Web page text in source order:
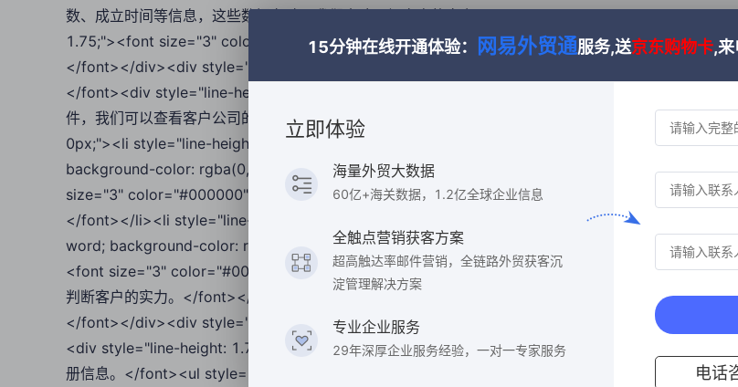
数、成立时间等信息，这些数据有助于我们大致了解客户的实力。</font></li></ul><div style="line-
1.75;"><font size="3" color="#000000">
</font></div><div style="line-height: 1.75;"><font size="3" color="#000000">3. Google地图实景
</font><div style="line-height: 1.75;"><font size="3" color="#000000">利用Google地图和Search
件，我们可以查看客户公司的实景图。</font><ul style="margin-top: 0px; margin-bottom: 0px;
0px;"><li style="line-height: 1.75; text-align: left; list-style-position: inside; word-break: break-
background-color: rgba(0, 0, 0, 0); font-family: "Microsoft YaHei", STXihei; list-style-type:
size="3" color="#000000">操作：选中网页中的地址，然后使用Search all插件中的Google map功能
</font></li><li style="line-height: 1.75; text-align: left; list-style-position: inside; word-break:
word; background-color: rgba(0, 0, 0, 0); font-family: "Microsoft YaHei", STXihei; list-style-type:
<font size="3" color="#000000">目的：通过实景图，我们可以估计客户的公司面积和仓库大小，从
判断客户的实力。</font></li></ul><div style="line-height: 1.75;"><font size="3"
</font></div><div style="line-height: 1.75;"><font size="3" color="#000000">4. Whois域名查
<div style="line-height: 1.75;"><font size="3" color="#000000">Whois查询可以帮助我们获取客户
册信息。</font><ul style="margin-top: 0px; margin-bottom: 0px; margin-left: 0px;"><li
15分钟在线开通体验： 网易外贸通服务,送京东购物卡,
立即体验
海量外贸大数据
60亿+海关数据，1.2亿全球企业信息
全触点营销获客方案
超高触达率邮件营销，全链路外贸获客沉
淀管理解决方案
专业企业服务
29年深厚企业服务经验，一对一专家服务
电话